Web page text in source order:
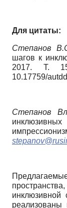
Для цитаты:
Степанов
шагов к
2017.
10.17759/
Степанов
stepanov@
реализованы